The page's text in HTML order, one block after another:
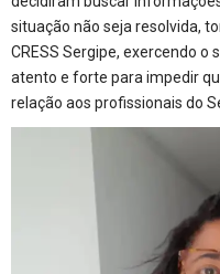
situação não seja resolvida,
CRESS Sergipe, exercendo o
atento e forte para impedir
relação aos profissionais do